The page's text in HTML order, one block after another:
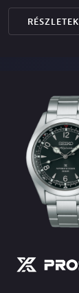
RÉSZLETEK